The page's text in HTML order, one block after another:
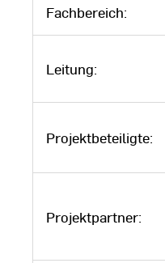
Fachbereich:
Leitung:
Projektbeteiligte:
Projektpartner: